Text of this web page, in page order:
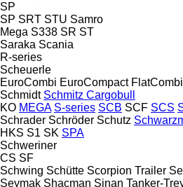
SP
SP SRT STU Samro
Mega S338 SR ST
Saraka Scania
R-series
Scheuerle
EuroCombi EuroCompact FlatCombi
Schmidt Schmitz Cargobull
KO MEGA S-series SCB SCF SCS
Schrader Schröder Schutz
HKS S1 SK SPA
Schweriner
CS SF
Schwing Schütte Scorpion Trailer
Seymak Shacman Sinan Tanker-